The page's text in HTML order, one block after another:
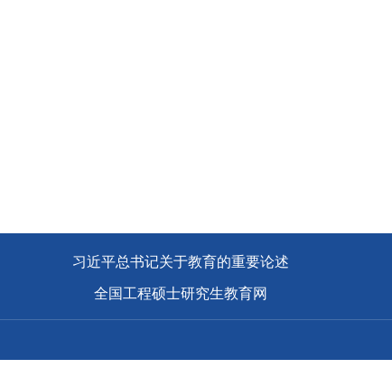
习近平总书记关于教育的重要论述
全国工程硕士研究生教育网